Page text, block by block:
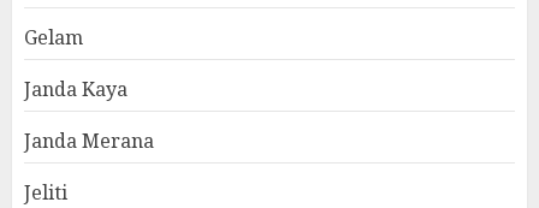
Gelam
Janda Kaya
Janda Merana
Jeliti